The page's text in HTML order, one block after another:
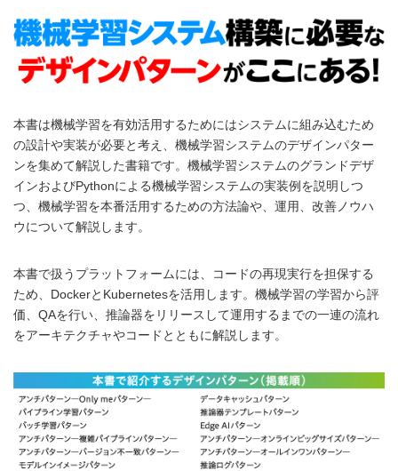
本書は機械学習を有効活用するためにはシステムに組み込むため
の設計や実装が必要と考え、機械学習システムのデザインパター
ンを集めて解説した書籍です。機械学習システムのグランドデザ
インおよびPythonによる機械学習システムの実装例を説明しつ
つ、機械学習を本番活用するための方法論や、運用、改善ノウハ
ウについて解説します。
本書で扱うプラットフォームには、コードの再現実行を担保する
ため、DockerとKubernetesを活用します。機械学習の学習から評
価、QAを行い、推論器をリリースして運用するまでの一連の流れ
をアーキテクチャやコードとともに解説します。